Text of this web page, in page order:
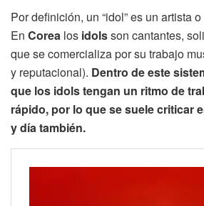
Por definición, un “idol” es un artista
En Corea los idolsson cantantes,
que se comercializa por su trabajo
y reputacional). Dentro de este
que los idols tengan un ritmo de
rápido, por lo que se suele criticar
y día también.